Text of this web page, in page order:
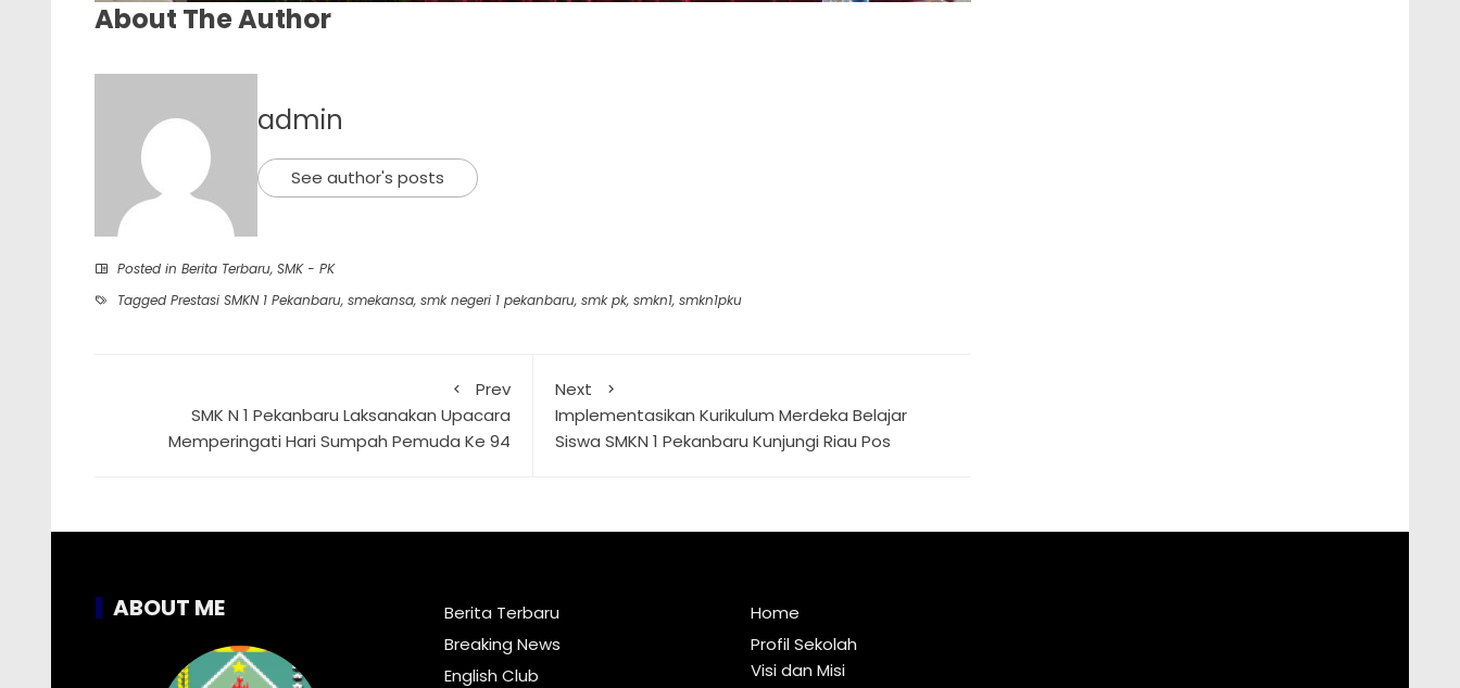
About The Author
admin
See author's posts
Posted in Berita Terbaru, SMK - PK
Tagged Prestasi SMKN 1 Pekanbaru, smekansa, smk negeri 1 pekanbaru, smk pk, smkn1, smkn1pku
Prev
SMK N 1 Pekanbaru Laksanakan Upacara
Memperingati Hari Sumpah Pemuda Ke 94
Next
Implementasikan Kurikulum Merdeka Belajar
Siswa SMKN 1 Pekanbaru Kunjungi Riau Pos
ABOUT ME
Berita Terbaru
Breaking News
English Club
Home
Profil Sekolah
Visi dan Misi